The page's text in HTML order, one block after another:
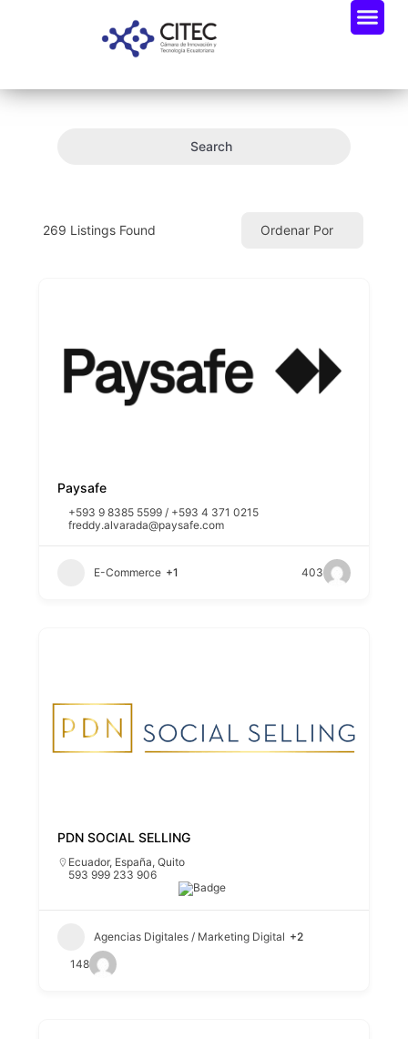
Search
269 Listings Found Ordenar Por
Paysafe
+593 9 8385 5599 / +593 4 371 0215
freddy.alvarada@paysafe.com
E-Commerce +1 403
PDN SOCIAL SELLING
Ecuador, España,Quito
593 999 233 906
Agencias Digitales / Marketing Digital +2
148